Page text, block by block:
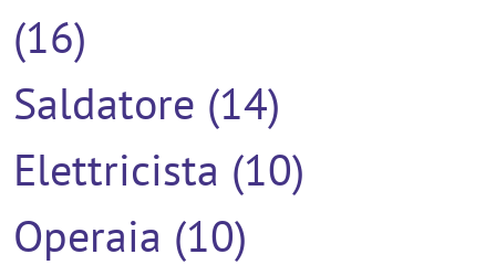
(16)
Saldatore (14)
Elettricista (10)
Operaia (10)